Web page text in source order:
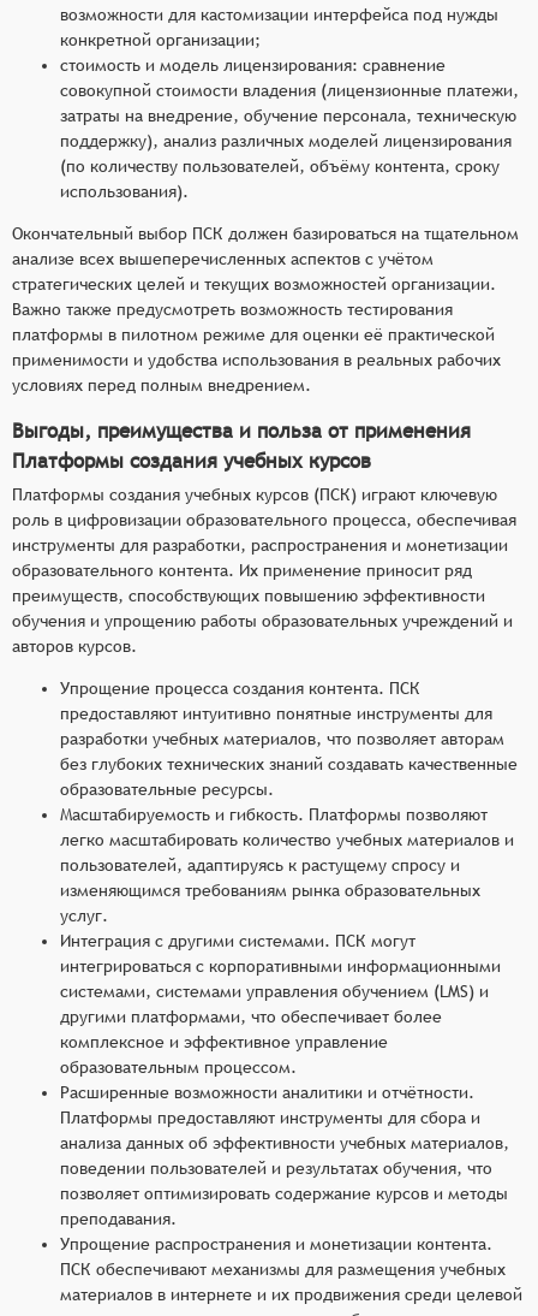
возможности для кастомизации интерфейса под нужды
конкретной организации;
стоимость и модель лицензирования: сравнение
совокупной стоимости владения (лицензионные платежи,
затраты на внедрение, обучение персонала, техническую
поддержку), анализ различных моделей лицензирования
(по количеству пользователей, объёму контента, сроку
использования).
Окончательный выбор ПСК должен базироваться на тщательном
анализе всех вышеперечисленных аспектов с учётом
стратегических целей и текущих возможностей организации.
Важно также предусмотреть возможность тестирования
платформы в пилотном режиме для оценки её практической
применимости и удобства использования в реальных рабочих
условиях перед полным внедрением.
Выгоды, преимущества и польза от применения
Платформы создания учебных курсов
Платформы создания учебных курсов (ПСК) играют ключевую
роль в цифровизации образовательного процесса, обеспечивая
инструменты для разработки, распространения и монетизации
образовательного контента. Их применение приносит ряд
преимуществ, способствующих повышению эффективности
обучения и упрощению работы образовательных учреждений и
авторов курсов.
Упрощение процесса создания контента. ПСК
предоставляют интуитивно понятные инструменты для
разработки учебных материалов, что позволяет авторам
без глубоких технических знаний создавать качественные
образовательные ресурсы.
Масштабируемость и гибкость. Платформы позволяют
легко масштабировать количество учебных материалов и
пользователей, адаптируясь к растущему спросу и
изменяющимся требованиям рынка образовательных
услуг.
Интеграция с другими системами. ПСК могут
интегрироваться с корпоративными информационными
системами, системами управления обучением (LMS) и
другими платформами, что обеспечивает более
комплексное и эффективное управление
образовательным процессом.
Расширенные возможности аналитики и отчётности.
Платформы предоставляют инструменты для сбора и
анализа данных об эффективности учебных материалов,
поведении пользователей и результатах обучения, что
позволяет оптимизировать содержание курсов и методы
преподавания.
Упрощение распространения и монетизации контента.
ПСК обеспечивают механизмы для размещения учебных
материалов в интернете и их продвижения среди целевой